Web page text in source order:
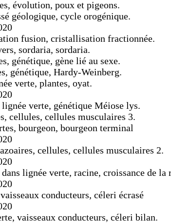
évolution, poux et pigeons.
géologique, cycle orogénique.
fusion, cristallisation fractionnée.
sordaria, sordaria.
génétique, gène lié au sexe.
génétique, Hardy-Weinberg.
verte, plantes, oyat.
verte, génétique Méiose lys.
cellules, cellules musculaires 3.
bourgeon, bourgeon terminal
cellules, cellules musculaires 2.
lignée verte, racine, croissance de la
conducteurs, céleri écrasé
vaisseaux conducteurs, céleri bilan.